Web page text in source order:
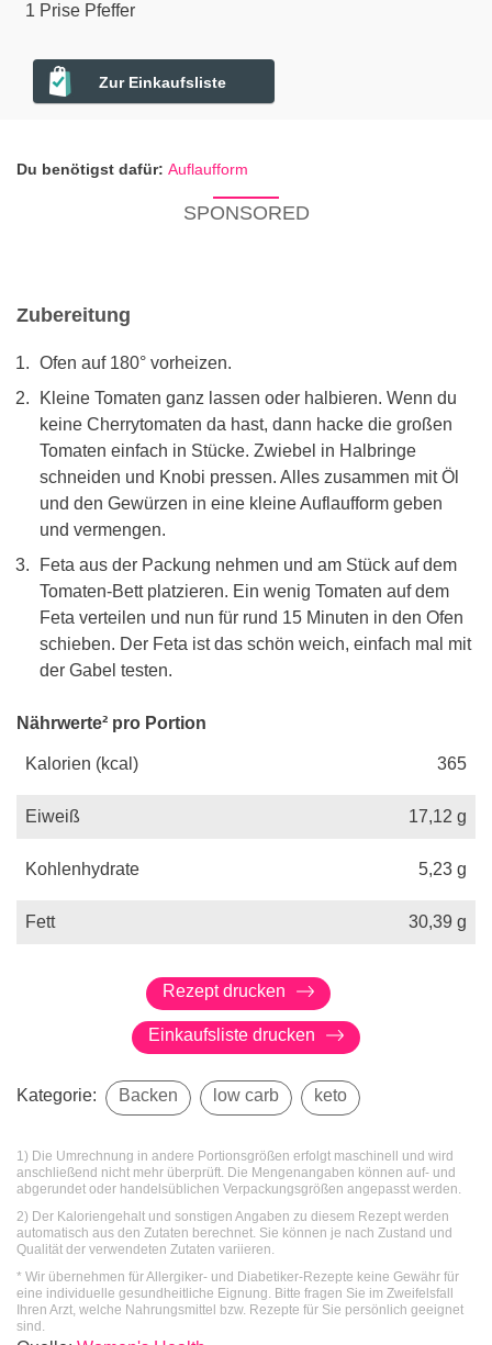
1 Prise Pfeffer
Zur Einkaufsliste
Du benötigst dafür: Auflaufform
SPONSORED
Zubereitung
Ofen auf 180° vorheizen.
Kleine Tomaten ganz lassen oder halbieren. Wenn du
keine Cherrytomaten da hast, dann hacke die großen
Tomaten einfach in Stücke. Zwiebel in Halbringe
schneiden und Knobi pressen. Alles zusammen mit Öl
und den Gewürzen in eine kleine Auflaufform geben
und vermengen.
Feta aus der Packung nehmen und am Stück auf dem
Tomaten-Bett platzieren. Ein wenig Tomaten auf dem
Feta verteilen und nun für rund 15 Minuten in den Ofen
schieben. Der Feta ist das schön weich, einfach mal mit
der Gabel testen.
Nährwerte² pro Portion
Kalorien (kcal) 365
Eiweiß 17,12 g
Kohlenhydrate 5,23 g
Fett 30,39 g
Rezept drucken
Einkaufsliste drucken
Kategorie: Backen low carb keto
1) Die Umrechnung in andere Portionsgrößen erfolgt maschinell und wird
anschließend nicht mehr überprüft. Die Mengenangaben können auf- und
abgerundet oder handelsüblichen Verpackungsgrößen angepasst werden.
2) Der Kaloriengehalt und sonstigen Angaben zu diesem Rezept werden
automatisch aus den Zutaten berechnet. Sie können je nach Zustand und
Qualität der verwendeten Zutaten variieren.
* Wir übernehmen für Allergiker- und Diabetiker-Rezepte keine Gewähr für
eine individuelle gesundheitliche Eignung. Bitte fragen Sie im Zweifelsfall
Ihren Arzt, welche Nahrungsmittel bzw. Rezepte für Sie persönlich geeignet
sind.